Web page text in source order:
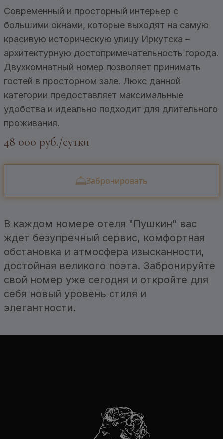
Современный и просторный интерьер с
большими окнами, которые выходят на самую
красивую историческую улицу Иркутска –
архитектурную достопримечательность города.
Двухкомнатный номер позволяет принимать
гостей в просторном зале. Люкс данной
категории предоставляет максимальные
удобства и идеально подходит для длительного
проживания.
48 000 руб./сутки
Забронировать
В каждом номере отеля "Пушкин" вас
ждет безупречный сервис, комфортная
обстановка и атмосфера изысканности,
достойная великого поэта. Забронируйте
свой номер уже сегодня и откройте для
себя новый уровень стиля и
элегантности.